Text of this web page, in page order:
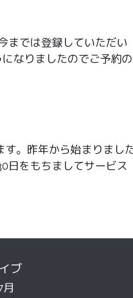
までは登録していただい
なりましたのでご予約の
。昨年から始まりまし
日をもちましてサービス
ブ
月